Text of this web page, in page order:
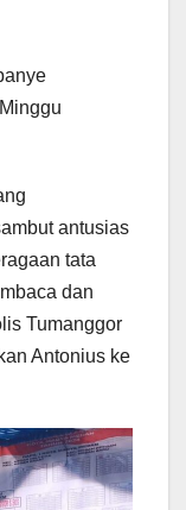
antusias
tata
dan
Tumanggor
Antonius ke